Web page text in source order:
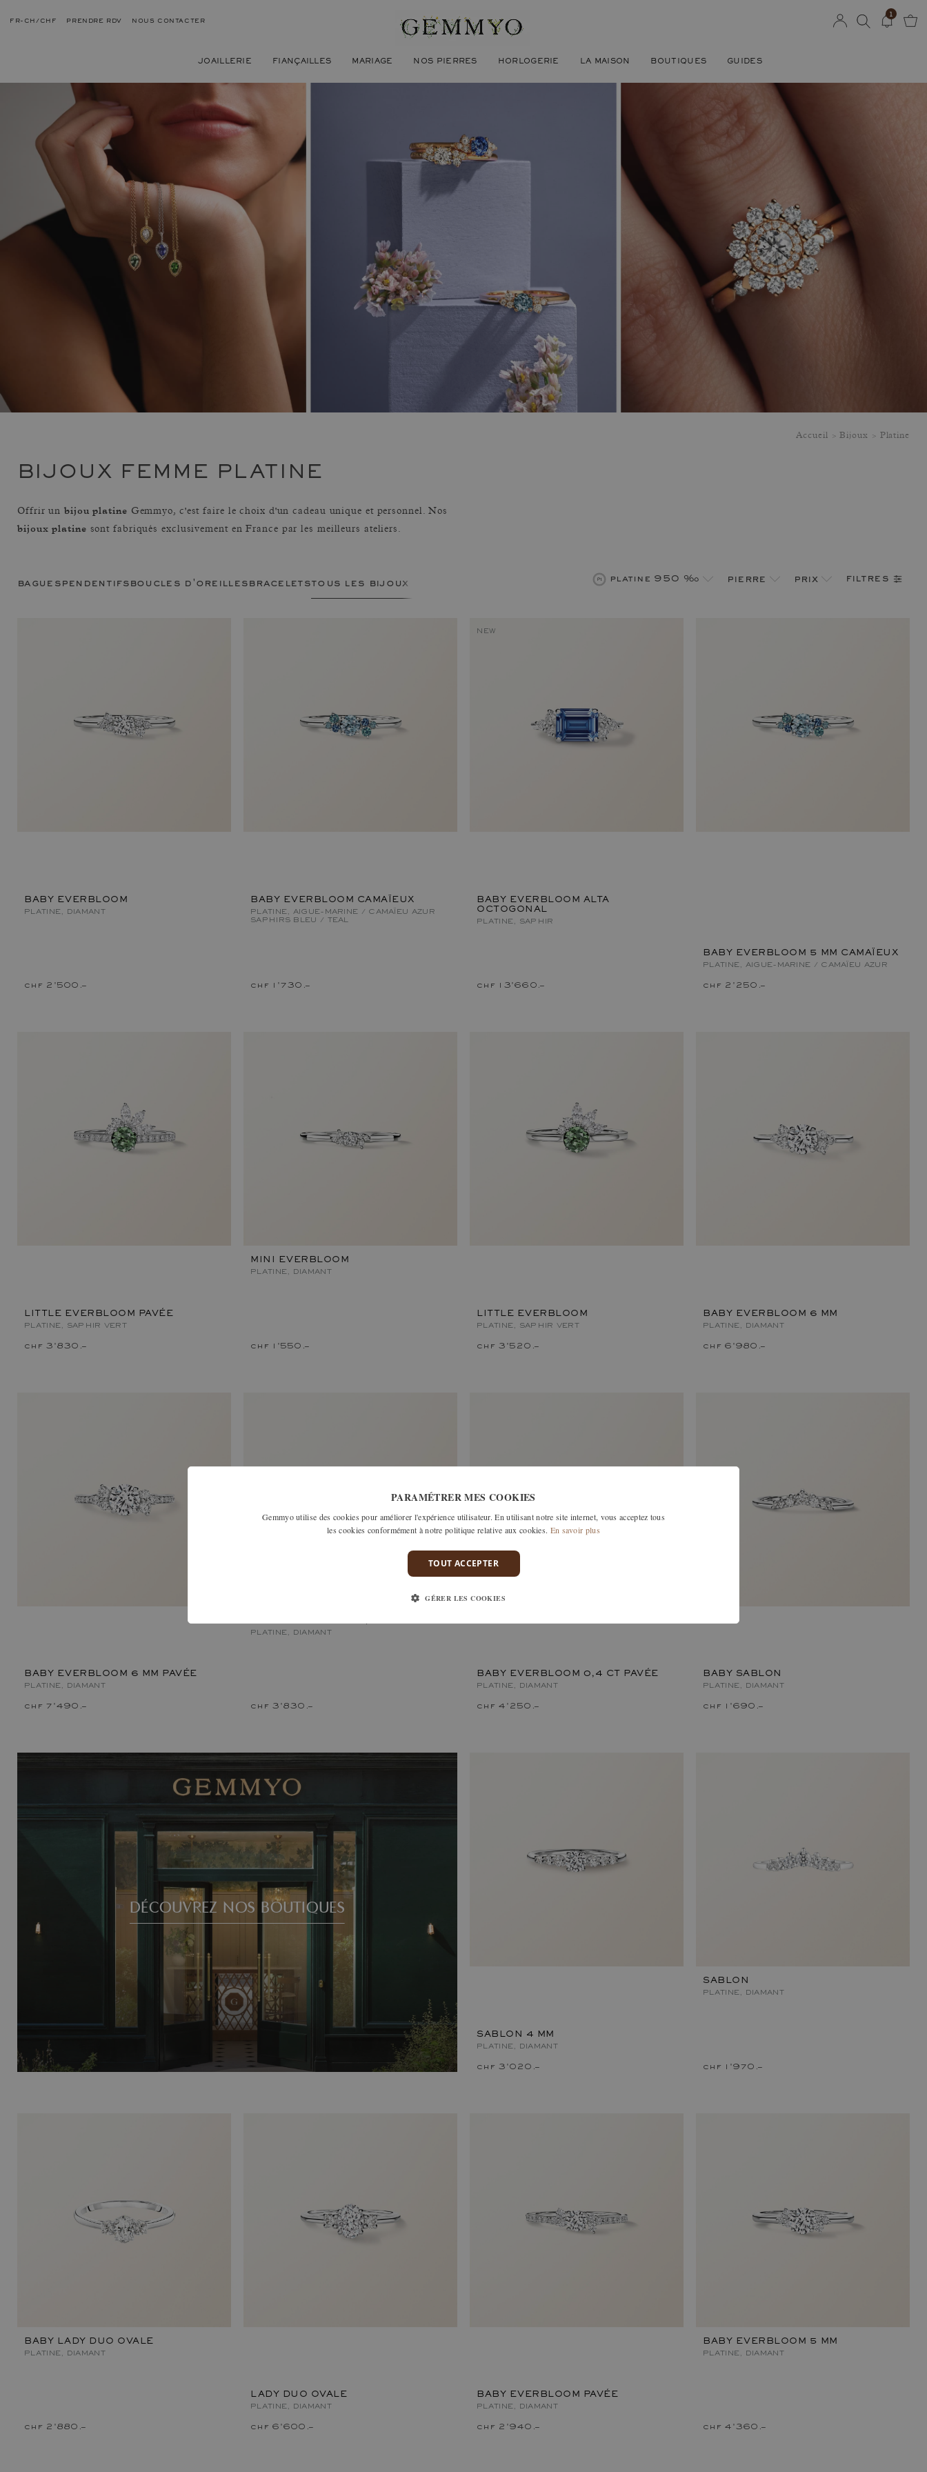
FR-CH/CHF PRENDRE RDV NOUS CONTACTER
JOAILLERIE FIANÇAILLES MARIAGE NOS PIERRES HORLOGERIE LA MAISON BOUTIQUES GUIDES
1
Accueil Bijoux Platine
BIJOUX FEMME PLATINE
Offrir un bijou platine Gemmyo, c'est faire le choix d'un cadeau unique et personnel. Nos
bijoux platine sont fabriqués exclusivement en France par les meilleurs ateliers.
bagues pendentifs boucles d'oreilles braceletstous les bijoux femme platine 950 ‰ pierre prix filtres
BABY EVERBLOOM
PLATINE, DIAMANT
chf 2'500.–
BABY EVERBLOOM CAMAÏEUX
PLATINE, AIGUE-MARINE / CAMAÏEU AZUR
SAPHIRS BLEU / TEAL
chf 1'730.–
NEW
BABY EVERBLOOM ALTA
OCTOGONAL
PLATINE, SAPHIR
chf 13'660.–
BABY EVERBLOOM 5 MM CAMAÏEUX
PLATINE, AIGUE-MARINE / CAMAÏEU AZUR
chf 2'250.–
LITTLE EVERBLOOM PAVÉE
PLATINE, SAPHIR VERT
chf 3'830.–
MINI EVERBLOOM
PLATINE, DIAMANT
chf 1'550.–
LITTLE EVERBLOOM
PLATINE, SAPHIR VERT
chf 3'520.–
BABY EVERBLOOM 6 MM
PLATINE, DIAMANT
chf 6'980.–
BABY EVERBLOOM 6 MM PAVÉE
PLATINE, DIAMANT
chf 7'490.–
PLATINE, DIAMANT
chf 3'830.–
BABY EVERBLOOM 0,4 CT PAVÉE
PLATINE, DIAMANT
chf 4'250.–
BABY SABLON
PLATINE, DIAMANT
chf 1'690.–
DÉCOUVREZ NOS BOUTIQUES
SABLON 4 MM
PLATINE, DIAMANT
chf 3'020.–
SABLON
PLATINE, DIAMANT
chf 1'970.–
BABY LADY DUO OVALE
PLATINE, DIAMANT
chf 2'880.–
LADY DUO OVALE
PLATINE, DIAMANT
chf 6'600.–
BABY EVERBLOOM PAVÉE
PLATINE, DIAMANT
chf 2'940.–
BABY EVERBLOOM 5 MM
PLATINE, DIAMANT
chf 4'360.–
PARAMÉTRER MES COOKIES
Gemmyo utilise des cookies pour améliorer l'expérience utilisateur. En utilisant notre site internet, vous acceptez tous
les cookies conformément à notre politique relative aux cookies. En savoir plus
TOUT ACCEPTER
GÉRER LES COOKIES